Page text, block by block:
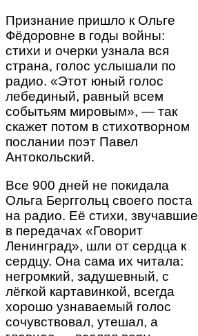
Признание пришло к Ольге
Фёдоровне в годы войны:
стихи и очерки узнала вся
страна, голос услышали по
радио. «Этот юный голос
лебединый, равный всем
событьям мировым», — так
скажет потом в стихотворном
послании поэт Павел
Антокольский.
Все 900 дней не покидала
Ольга Берггольц своего поста
на радио. Её стихи, звучавшие
в передачах «Говорит
Ленинград», шли от сердца к
сердцу. Она сама их читала:
негромкий, задушевный, с
лёгкой картавинкой, всегда
хорошо узнаваемый голос
сочувствовал, утешал, а